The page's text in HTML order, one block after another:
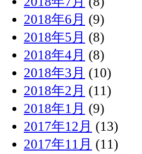
2018年6月 (9)
2018年5月 (8)
2018年4月 (8)
2018年3月 (10)
2018年2月 (11)
2018年1月 (9)
2017年12月 (13)
2017年11月 (11)